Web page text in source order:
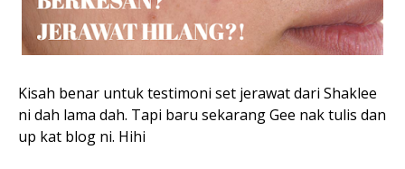
Kisah benar untuk testimoni set jerawat dari Shaklee
ni dah lama dah. Tapi baru sekarang Gee nak tulis dan
up kat blog ni. Hihi